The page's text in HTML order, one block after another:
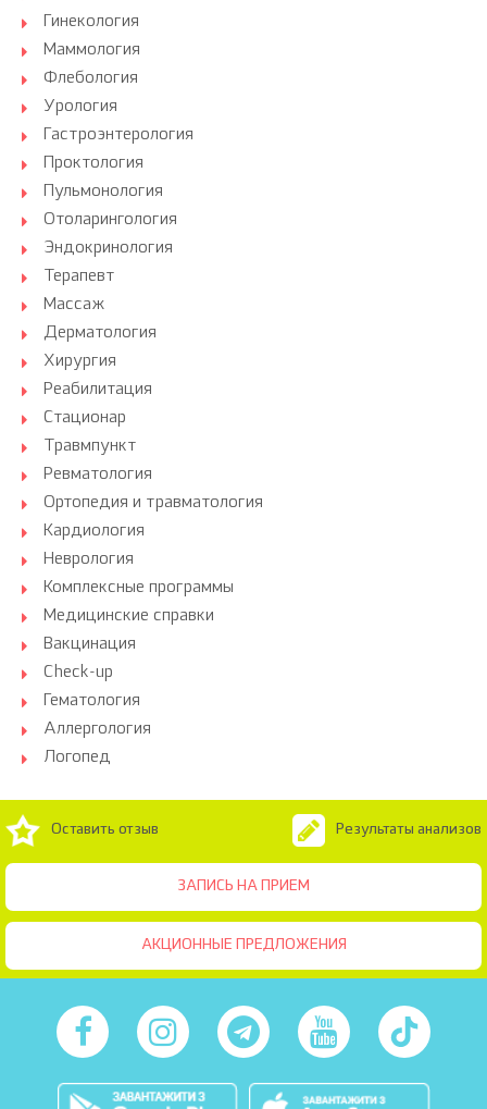
Гинекология
Маммология
Флебология
Урология
Гастроэнтерология
Проктология
Пульмонология
Отоларингология
Эндокринология
Терапевт
Массаж
Дерматология
Хирургия
Реабилитация
Стационар
Травмпункт
Ревматология
Ортопедия и травматология
Кардиология
Неврология
Комплексные программы
Медицинские справки
Вакцинация
Check-up
Гематология
Аллергология
Логопед
ЗАПИСЬ НА ПРИЕМ
Оставить отзыв Результаты анализов
АКЦИОННЫЕ ПРЕДЛОЖЕНИЯ